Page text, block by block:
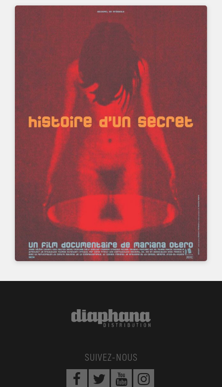
UN FILM DE
MARIANA OTERO
SUIVEZ-NOUS